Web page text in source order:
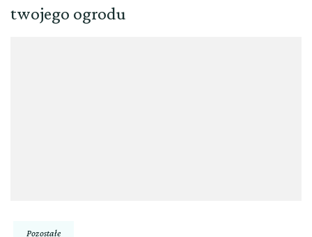
twojego ogrodu
Pozostałe